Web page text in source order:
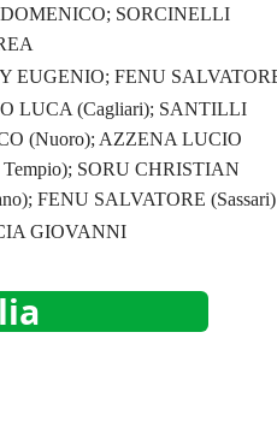
SORCINELLI
EUGENIO; FENU
LUCA (Cagliari); SANTILLI
(Nuoro); AZZENA LUCIO
Tempio); SORU CHRISTIAN
FENU SALVATORE (Sassari)
GIOVANNI